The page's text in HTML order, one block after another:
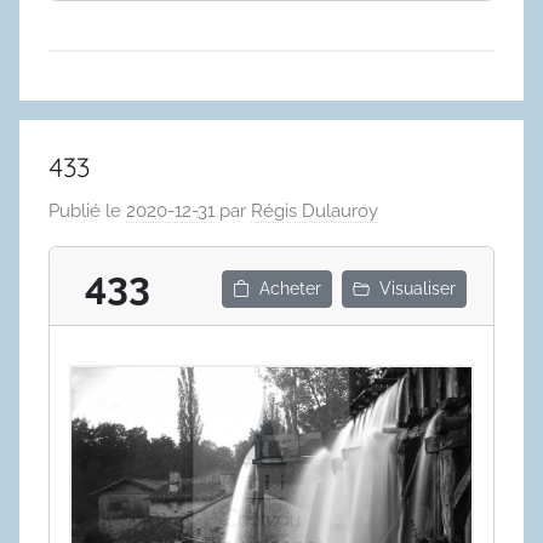
433
Publié le 2020-12-31 par Régis Dulauroy
433 Acheter Visualiser